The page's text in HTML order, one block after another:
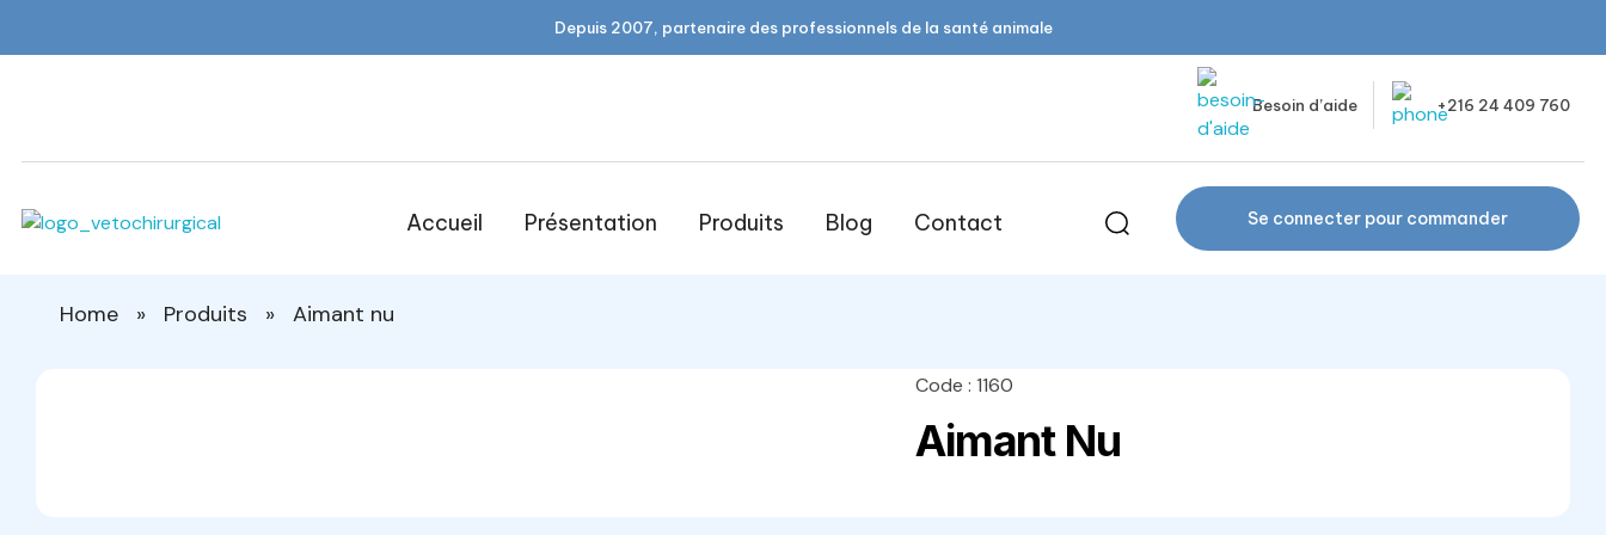
Depuis 2007, partenaire des professionnels de la santé animale
Besoin d’aide +216 24 409 760
Accueil Présentation Produits Blog Contact Se connecter pour commander
Home » Produits » Aimant nu
Code : 1160
Aimant Nu